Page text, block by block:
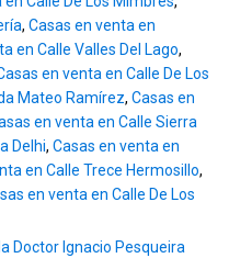
, Casas en venta en
en Calle Valles Del Lago,
en venta en Calle De Los
Mateo Ramírez, Casas en
en venta en Calle Sierra
Delhi, Casas en venta en
en Calle Trece Hermosillo,
en venta en Calle De Los
Doctor Ignacio Pesqueira